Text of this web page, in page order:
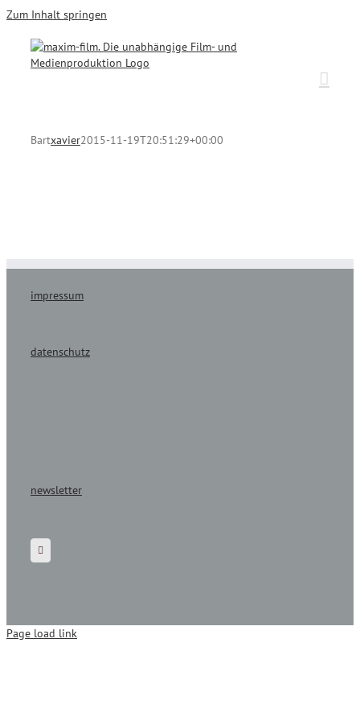
Zum Inhalt springen
Bartxavier2015-11-19T20:51:29+00:00
impressum
datenschutz
newsletter
Page load link